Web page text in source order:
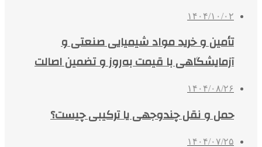
۱۴۰۴/۱۰/۰۲
تأمین و خرید مواد شیمیایی صنعتی و
آزمایشگاهی با قیمت به‌روز و تضمین اصالت
۱۴۰۴/۰۸/۲۶
حمل و نقل چندوجهی یا ترکیبی چیست؟
۱۴۰۴/۰۷/۲۵